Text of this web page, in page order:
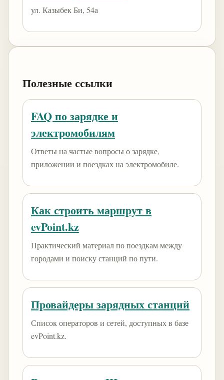
ул. Казыбек Би, 54а
Полезные ссылки
FAQ по зарядке и
электромобилям
Ответы на частые вопросы о зарядке,
приложении и поездках на электромобиле.
Как строить маршрут в
evPoint.kz
Практический материал по поездкам между
городами и поиску станций по пути.
Провайдеры зарядных станций
Список операторов и сетей, доступных в базе
evPoint.kz.